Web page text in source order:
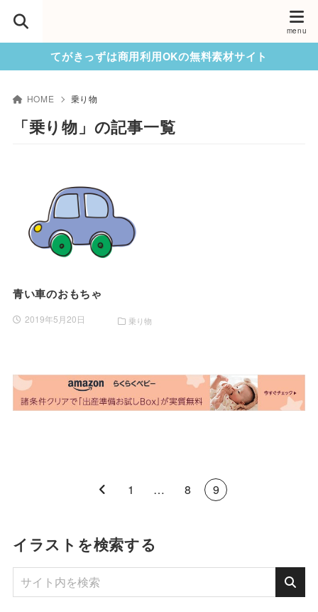
てがきっずは商用利用OKの無料素材サイト
HOME 乗り物
「乗り物」の記事一覧
青い車のおもちゃ
2019年5月20日 乗り物
1 … 8 9
イラストを検索する